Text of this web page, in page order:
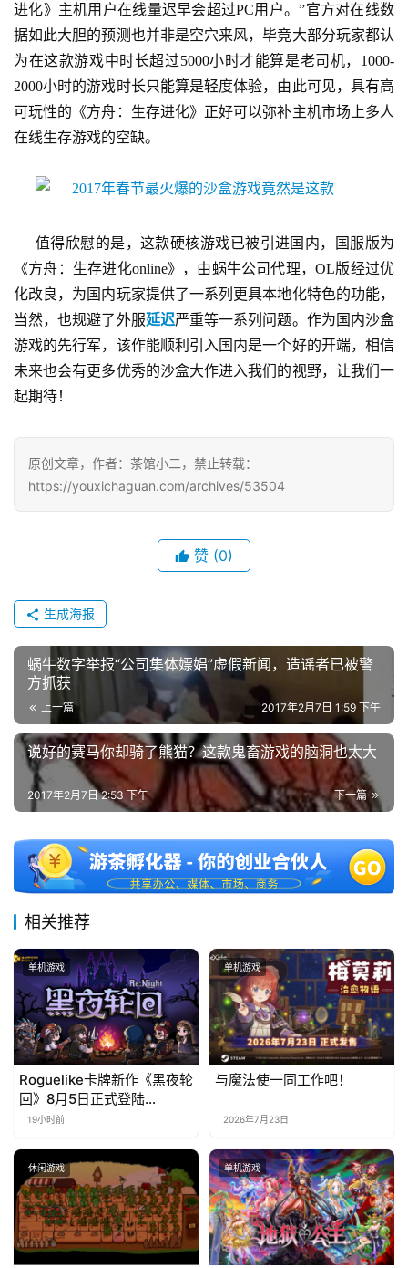
7
月
0
日
游
对
接
会
上
海
站
中
进化》主机用户在线量迟早会超过PC用户。”官方对在线数
据如此大胆的预测也并非是空穴来风，毕竟大部分玩家都认
为在这款游戏中时长超过5000小时才能算是老司机，1000-
2000小时的游戏时长只能算是轻度体验，由此可见，具有高
可玩性的《方舟：生存进化》正好可以弥补主机市场上多人
在线生存游戏的空缺。
值得欣慰的是，这款硬核游戏已被引进国内，国服版为
《方舟：生存进化online》，由蜗牛公司代理，OL版经过优
化改良，为国内玩家提供了一系列更具本地化特色的功能，
当然，也规避了外服延迟严重等一系列问题。作为国内沙盒
游戏的先行军，该作能顺利引入国内是一个好的开端，相信
未来也会有更多优秀的沙盒大作进入我们的视野，让我们一
起期待！
原创文章，作者：茶馆小二，禁止转载：
https://youxichaguan.com/archives/53504
赞 (0)
生成海报
蜗牛数字举报“公司集体嫖娼”虚假新闻，造谣者已被警
方抓获
上一篇 2017年2月7日 1:59 下午
说好的赛马你却骑了熊猫？这款鬼畜游戏的脑洞也太大
下一篇
2017年2月7日 2:53 下午
相关推荐
单机游戏
Roguelike卡牌新作《黑夜轮
回》8月5日正式登陆
Steam，首发9折优惠开启
19小时前
单机游戏
与魔法使一同工作吧！
2026年7月23日
休闲游戏 单机游戏